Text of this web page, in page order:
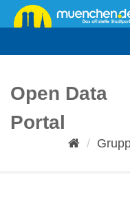
Überspringen
zum
Open Data
Portal